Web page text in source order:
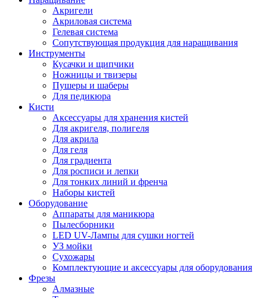
Акригели
Акриловая система
Гелевая система
Сопутствующая продукция для наращивания
Инструменты
Кусачки и щипчики
Ножницы и твизеры
Пушеры и шаберы
Для педикюра
Кисти
Аксессуары для хранения кистей
Для акригеля, полигеля
Для акрила
Для геля
Для градиента
Для росписи и лепки
Для тонких линий и френча
Наборы кистей
Оборудование
Аппараты для маникюра
Пылесборники
LED UV-Лампы для сушки ногтей
УЗ мойки
Сухожары
Комплектующие и аксессуары для оборудования
Фрезы
Алмазные